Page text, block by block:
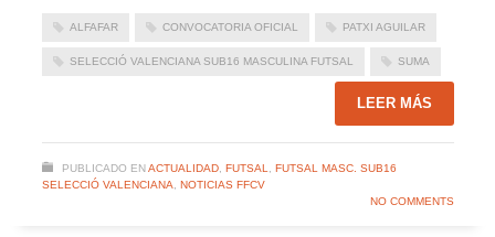
ALFAFAR CONVOCATORIA OFICIAL PATXI AGUILAR
SELECCIÓ VALENCIANA SUB16 MASCULINA FUTSAL SUMA
LEER MÁS
PUBLICADO EN ACTUALIDAD, FUTSAL, FUTSAL MASC. SUB16
SELECCIÓ VALENCIANA, NOTICIAS FFCV
NO COMMENTS